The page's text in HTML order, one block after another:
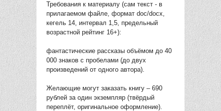
Требования к материалу (сам текст - в
прилагаемом файле, формат doc/docx,
кегель 14, интервал 1,5, предельный
возрастной рейтинг 16+):
фантастические рассказы объёмом до 40
000 знаков с пробелами (до двух
произведений от одного автора).
Желающие могут заказать книгу – 690
рублей за один экземпляр (твёрдый
переплёт, оригинальное оформление).